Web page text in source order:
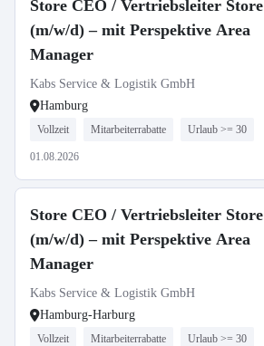
Store CEO / Vertriebsleiter Store
(m/w/d) – mit Perspektive Area
Manager
Kabs Service & Logistik GmbH
Hamburg
Vollzeit Mitarbeiterrabatte Urlaub >= 30
01.08.2026
Store CEO / Vertriebsleiter Store
(m/w/d) – mit Perspektive Area
Manager
Kabs Service & Logistik GmbH
Hamburg-Harburg
Vollzeit Mitarbeiterrabatte Urlaub >= 30